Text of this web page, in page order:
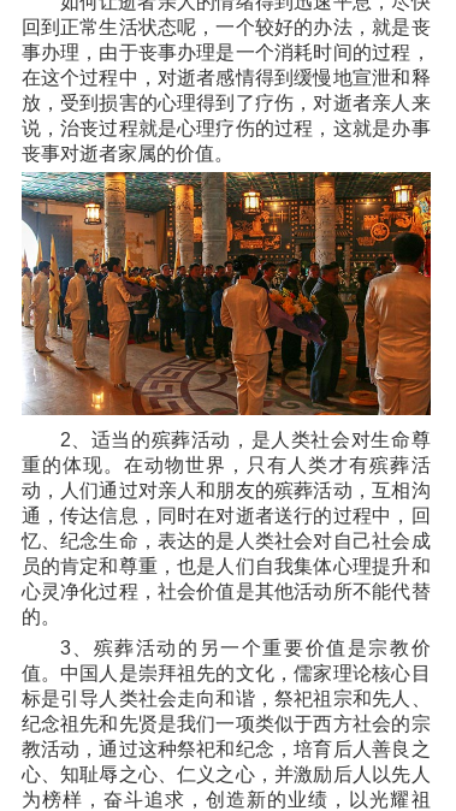
回到正常生活状态呢，一个较好的办法，就是丧
事办理，由于丧事办理是一个消耗时间的过程，
在这个过程中，对逝者感情得到缓慢地宣泄和释
放，受到损害的心理得到了疗伤，对逝者亲人来
说，治丧过程就是心理疗伤的过程，这就是办事
丧事对逝者家属的价值。
2、适当的殡葬活动，是人类社会对生命尊
重的体现。在动物世界，只有人类才有殡葬活
动，人们通过对亲人和朋友的殡葬活动，互相沟
通，传达信息，同时在对逝者送行的过程中，回
忆、纪念生命，表达的是人类社会对自己社会成
员的肯定和尊重，也是人们自我集体心理提升和
心灵净化过程，社会价值是其他活动所不能代替
的。
3、殡葬活动的另一个重要价值是宗教价
值。中国人是崇拜祖先的文化，儒家理论核心目
标是引导人类社会走向和谐，祭祀祖宗和先人、
纪念祖先和先贤是我们一项类似于西方社会的宗
教活动，通过这种祭祀和纪念，培育后人善良之
心、知耻辱之心、仁义之心，并激励后人以先人
为榜样，奋斗追求，创造新的业绩，以光耀祖